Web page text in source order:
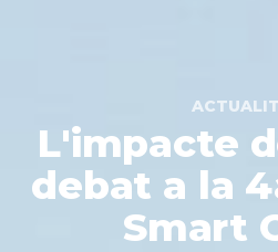
L'impacte
debat a la
Smart